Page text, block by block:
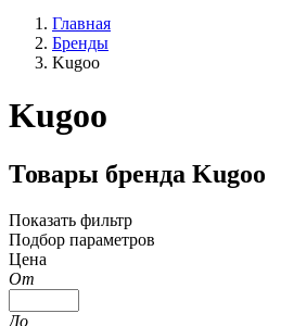
Главная
Бренды
Kugoo
Kugoo
Товары бренда Kugoo
Показать фильтр
Подбор параметров
Цена
От
До